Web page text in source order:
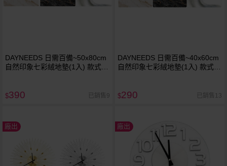
DAYNEEDS 日需百備~50x80cm
自然印象七彩絨地墊(1入) 款式可
$390 已銷售9
DAYNEEDS 日需百備~40x60cm
自然印象七彩絨地墊(1入) 款式可
$290 已銷售13
廠出 廠出